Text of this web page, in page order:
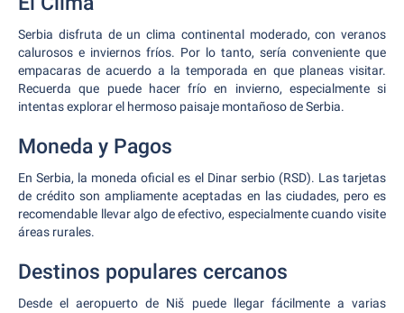
Serbia disfruta de un clima continental moderado, con veranos
calurosos e inviernos fríos. Por lo tanto, sería conveniente que
empacaras de acuerdo a la temporada en que planeas visitar.
Recuerda que puede hacer frío en invierno, especialmente si
intentas explorar el hermoso paisaje montañoso de Serbia.
Moneda y Pagos
En Serbia, la moneda oficial es el Dinar serbio (RSD). Las tarjetas
de crédito son ampliamente aceptadas en las ciudades, pero es
recomendable llevar algo de efectivo, especialmente cuando visite
áreas rurales.
Destinos populares cercanos
Desde el aeropuerto de Niš puede llegar fácilmente a varias